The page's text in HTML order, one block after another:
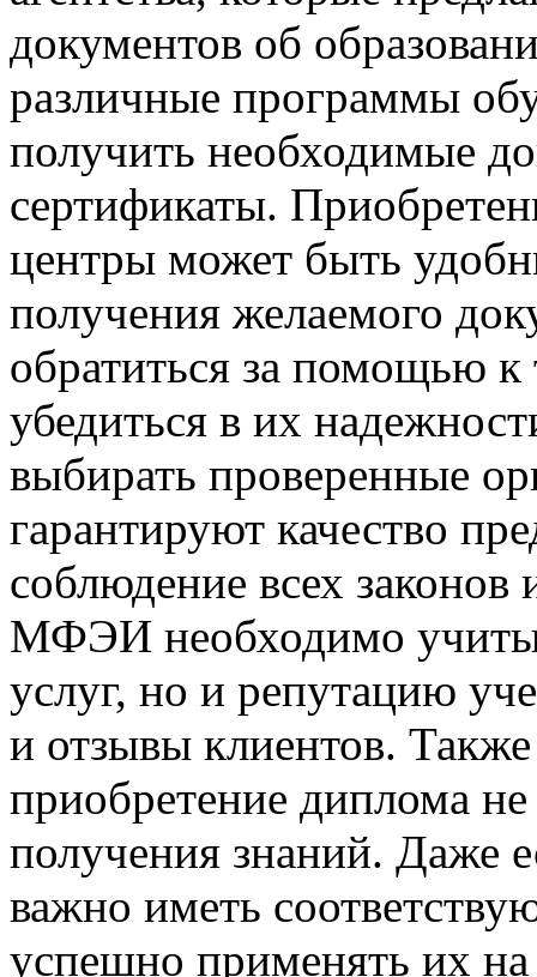
документов об
различные программы
получить необходимые
сертификаты.
центры может быть
получения желаемого
обратиться за помощью к
убедиться в их
выбирать проверенные
гарантируют качество
соблюдение всех
МФЭИ необходимо
услуг, но и репутацию
и отзывы клиентов.
приобретение диплома
получения знаний. Даже
важно иметь
успешно применять их